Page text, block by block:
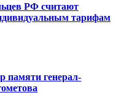
РФ считают
тарифам
памяти генерал-